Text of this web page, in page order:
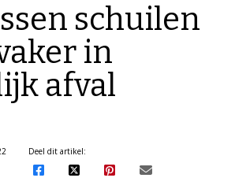
schuilen
in
afval
Deel dit artikel: